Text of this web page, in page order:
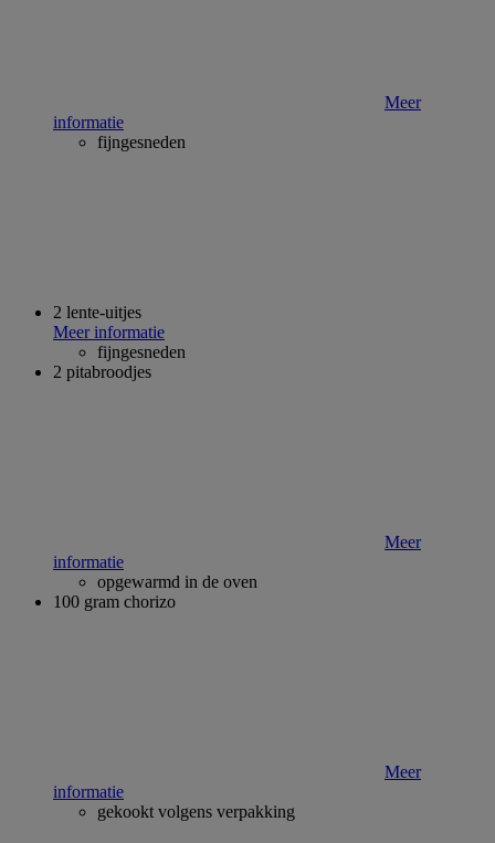
Meer
informatie
fijngesneden
2 lente-uitjes
Meer informatie
fijngesneden
2 pitabroodjes
Meer
informatie
opgewarmd in de oven
100 gram chorizo
Meer
informatie
gekookt volgens verpakking